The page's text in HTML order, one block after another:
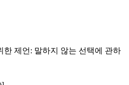
한 제언: 말하지 않는 선택에 관하